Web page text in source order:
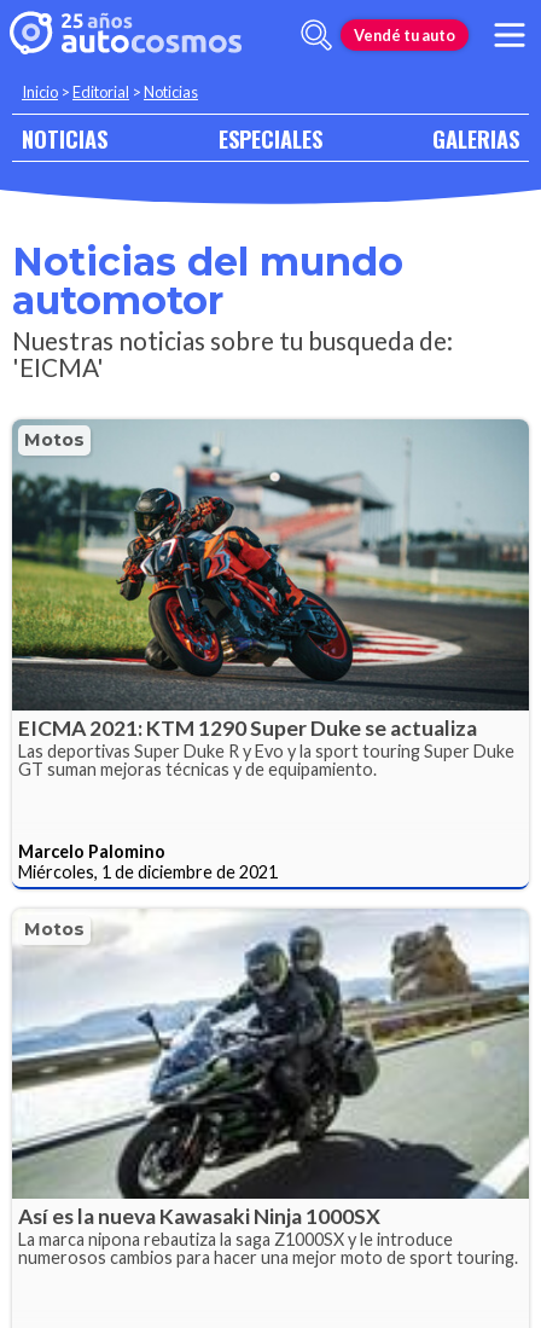
Vendé tu auto
Inicio >Editorial >Noticias
NOTICIAS ESPECIALES GALERIAS
Noticias del mundo
automotor
Nuestras noticias sobre tu busqueda de:
'EICMA'
Motos
EICMA 2021: KTM 1290 Super Duke se actualiza
Las deportivas Super Duke R y Evo y la sport touring Super Duke
GT suman mejoras técnicas y de equipamiento.
Marcelo Palomino
Miércoles, 1 de diciembre de 2021
Motos
Así es la nueva Kawasaki Ninja 1000SX
La marca nipona rebautiza la saga Z1000SX y le introduce
numerosos cambios para hacer una mejor moto de sport touring.